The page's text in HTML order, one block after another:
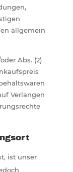
allgemein
Abs. (2)
Verlangen
ist unser